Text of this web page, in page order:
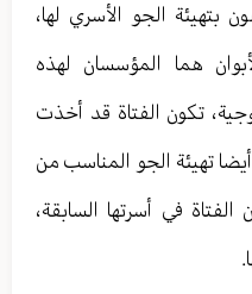
بتهيئة الجو الأسري لها،
هما المؤسسان لهذه
تكون الفتاة قد أخذت
تهيئة الجو المناسب من
في أسرتها السابقة،